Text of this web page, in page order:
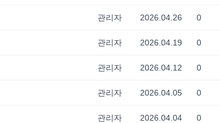
관리자 2026.04.26 0
관리자 2026.04.19 0
관리자 2026.04.12 0
관리자 2026.04.05 0
관리자 2026.04.04 0